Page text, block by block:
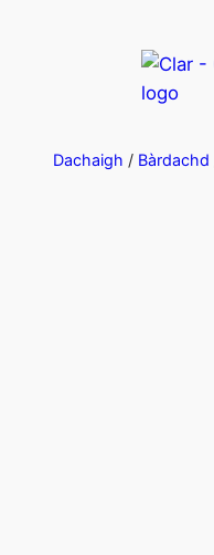
Dachaigh / Bàrdachd